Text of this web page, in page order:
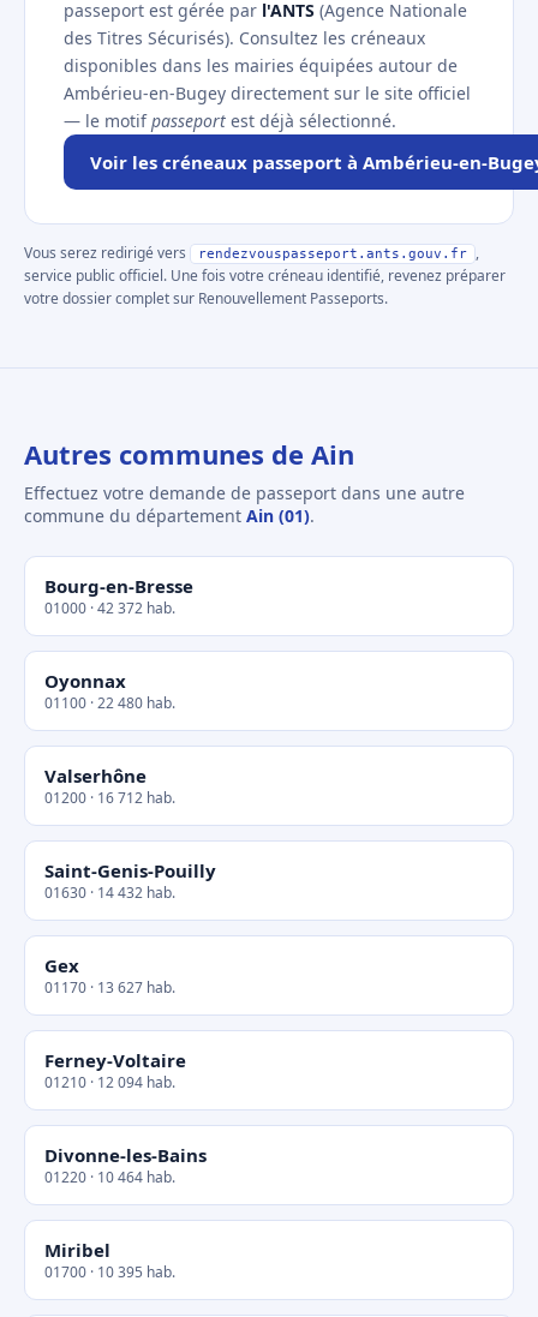
passeport est gérée par l'ANTS (Agence Nationale
des Titres Sécurisés). Consultez les créneaux
disponibles dans les mairies équipées autour de
Ambérieu-en-Bugey directement sur le site officiel
— le motifpasseport est déjà sélectionné.
Voir les créneaux passeport à Ambérieu-en-
Vous serez redirigé vers rendezvouspasseport.ants.gouv.fr
,
service public officiel. Une fois votre créneau identifié, revenez préparer
votre dossier complet sur Renouvellement Passeports.
Autres communes de Ain
Effectuez votre demande de passeport dans une autre
commune du département Ain (01).
Bourg-en-Bresse
01000 · 42 372 hab.
Oyonnax
01100 · 22 480 hab.
Valserhône
01200 · 16 712 hab.
Saint-Genis-Pouilly
01630 · 14 432 hab.
Gex
01170 · 13 627 hab.
Ferney-Voltaire
01210 · 12 094 hab.
Divonne-les-Bains
01220 · 10 464 hab.
Miribel
01700 · 10 395 hab.